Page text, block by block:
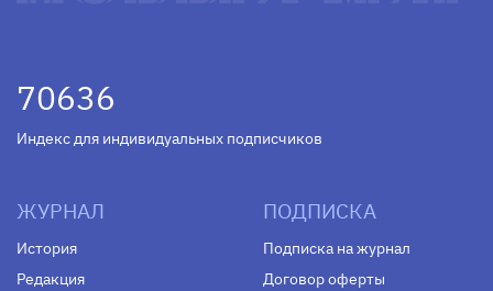
70636
Индекс для индивидуальных подписчиков
ЖУРНАЛ
История
Редакция
ПОДПИСКА
Подписка на журнал
Договор оферты